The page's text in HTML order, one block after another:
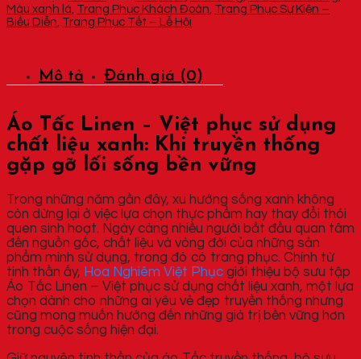
Việt
phục
liệu
lượng
Màu xanh lá Trang Phục Khách Đoàn Trang Phục Sự Kiện –
Biểu Diễn Trang Phục Tết – Lễ Hội
Mô tả Đánh giá (0)
Áo Tấc Linen – Việt phục sử dụng
chất liệu xanh: Khi truyền thống
gặp gỡ lối sống bền vững
Trong những năm gần đây, xu hướng sống xanh không
còn dừng lại ở việc lựa chọn thực phẩm hay thay đổi thói
quen sinh hoạt. Ngày càng nhiều người bắt đầu quan tâm
đến nguồn gốc, chất liệu và vòng đời của những sản
phẩm mình sử dụng, trong đó có trang phục. Chính từ
tinh thần ấy, Hoa Nghiêm Việt Phục giới thiệu bộ sưu tập
Áo Tấc Linen – Việt phục sử dụng chất liệu xanh, một lựa
chọn dành cho những ai yêu vẻ đẹp truyền thống nhưng
cũng mong muốn hướng đến những giá trị bền vững hơn
trong cuộc sống hiện đại.